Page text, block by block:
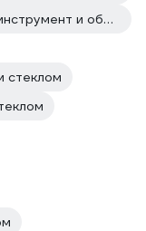
Средства индивидуальной защиты (инструмент и оборудование для кузовного ремонта)
стеклом